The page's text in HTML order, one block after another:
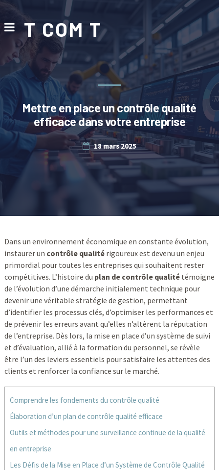
T COM T
Mettre en place un contrôle qualité
efficace dans votre entreprise
18 mars 2025
Dans un environnement économique en constante évolution,
instaurer un contrôle qualitérigoureux est devenu un enjeu
primordial pour toutes les entreprises qui souhaitent rester
compétitives. L’histoire du plan de contrôle qualitétémoigne
de l’évolution d’une démarche initialement technique pour
devenir une véritable stratégie de gestion, permettant
d’identifier les processus clés, d’optimiser les performances et
de prévenir les erreurs avant qu’elles n’altèrent la réputation
de l’entreprise. Dès lors, la mise en place d’un système de suivi
et d’évaluation, allié à la formation du personnel, se révèle
être l’un des leviers essentiels pour satisfaire les attentes des
clients et renforcer la confiance sur le marché.
Comprendre les fondements du contrôle qualité
Élaboration d’un plan de contrôle qualité efficace
Outils et méthodes pour une surveillance continue de la qualité
en entreprise
Les Défis de la Mise en Place d’un Système de Contrôle Qualité